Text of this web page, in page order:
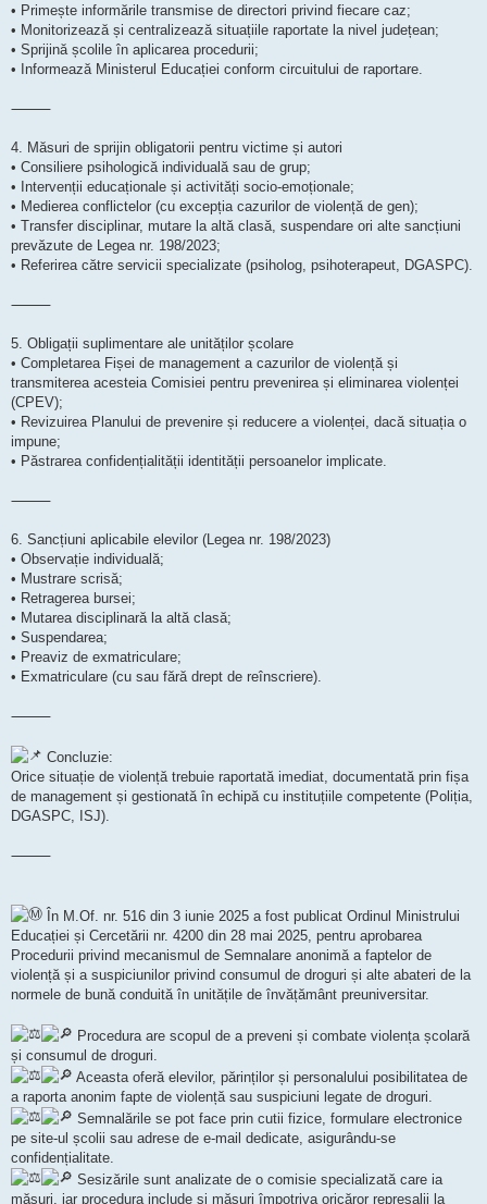
• Primește informările transmise de directori privind fiecare caz;
• Monitorizează și centralizează situațiile raportate la nivel județean;
• Sprijină școlile în aplicarea procedurii;
• Informează Ministerul Educației conform circuitului de raportare.
⸻
4. Măsuri de sprijin obligatorii pentru victime și autori
• Consiliere psihologică individuală sau de grup;
• Intervenții educaționale și activități socio-emoționale;
• Medierea conflictelor (cu excepția cazurilor de violență de gen);
• Transfer disciplinar, mutare la altă clasă, suspendare ori alte sancțiuni
prevăzute de Legea nr. 198/2023;
• Referirea către servicii specializate (psiholog, psihoterapeut, DGASPC).
⸻
5. Obligații suplimentare ale unităților școlare
• Completarea Fișei de management a cazurilor de violență și
transmiterea acesteia Comisiei pentru prevenirea și eliminarea violenței
(CPEV);
• Revizuirea Planului de prevenire și reducere a violenței, dacă situația o
impune;
• Păstrarea confidențialității identității persoanelor implicate.
⸻
6. Sancțiuni aplicabile elevilor (Legea nr. 198/2023)
• Observație individuală;
• Mustrare scrisă;
• Retragerea bursei;
• Mutarea disciplinară la altă clasă;
• Suspendarea;
• Preaviz de exmatriculare;
• Exmatriculare (cu sau fără drept de reînscriere).
⸻
Concluzie:
Orice situație de violență trebuie raportată imediat, documentată prin fișa
de management și gestionată în echipă cu instituțiile competente (Poliția,
DGASPC, ISJ).
⸻
În M.Of. nr. 516 din 3 iunie 2025 a fost publicat Ordinul Ministrului
Educației și Cercetării nr. 4200 din 28 mai 2025, pentru aprobarea
Procedurii privind mecanismul de Semnalare anonimă a faptelor de
violență și a suspiciunilor privind consumul de droguri și alte abateri de la
normele de bună conduită în unitățile de învățământ preuniversitar.
Procedura are scopul de a preveni și combate violența școlară
și consumul de droguri.
Aceasta oferă elevilor, părinților și personalului posibilitatea de
a raporta anonim fapte de violență sau suspiciuni legate de droguri.
Semnalările se pot face prin cutii fizice, formulare electronice
pe site-ul școlii sau adrese de e-mail dedicate, asigurându-se
confidențialitate.
Sesizările sunt analizate de o comisie specializată care ia
măsuri, iar procedura include și măsuri împotriva oricăror represalii la